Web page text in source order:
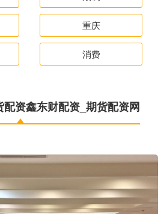
重庆
消费
资鑫东财配资_期货配资网